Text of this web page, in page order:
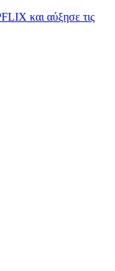
και αύξησε τις